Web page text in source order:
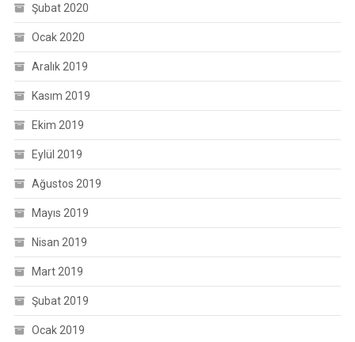
Şubat 2020
Ocak 2020
Aralık 2019
Kasım 2019
Ekim 2019
Eylül 2019
Ağustos 2019
Mayıs 2019
Nisan 2019
Mart 2019
Şubat 2019
Ocak 2019